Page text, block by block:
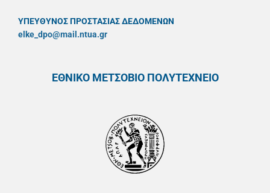
ΥΠΕΥΘYΝΟΣ ΠΡΟΣΤΑΣΙΑΣ ΔΕΔΟΜΕΝΩΝ
elke_dpo@mail.ntua.gr
ΕΘΝΙΚΟ ΜΕΤΣΟΒΙΟ ΠΟΛΥΤΕΧΝΕΙΟ